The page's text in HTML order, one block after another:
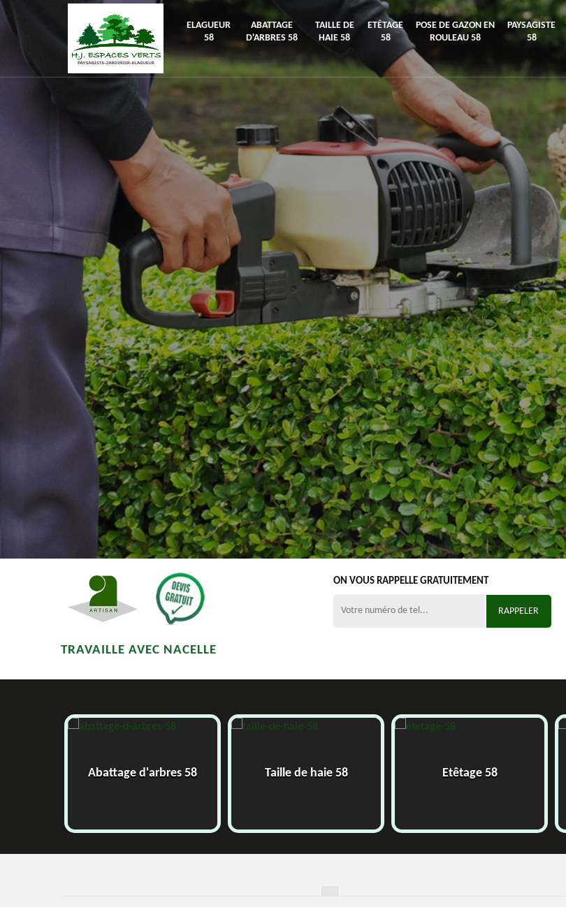
ELAGUEUR
58
ABATTAGE
D'ARBRES 58
TAILLE DE
HAIE 58
ETÊTAGE
58
POSE DE GAZON EN
ROULEAU 58
PAYSAGISTE
58
TRAVAILLE AVEC NACELLE
ON VOUS RAPPELLE GRATUITEMENT
Abattage d'arbres 58 Taille de haie 58 Etêtage 58